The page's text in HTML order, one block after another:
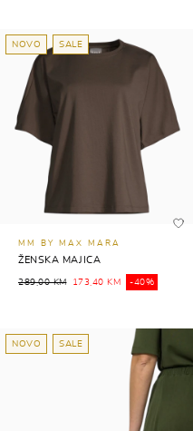
NOVO SALE
MM BY MAX MARA
ŽENSKA MAJICA
289,00 KM 173,40 KM -40%
NOVO SALE